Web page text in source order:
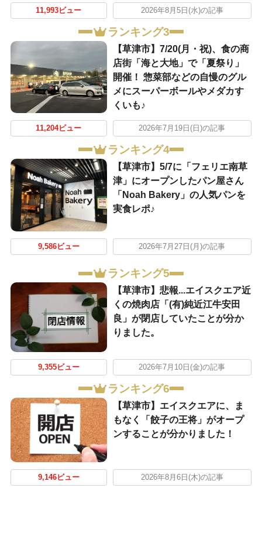
11,993ビュー 2026年8月5日(水)の記事
ランキング3
【草津市】7/20(月・祝)、食の商
店街「海と大地」で「夏祭り」
開催！ 惣菜部などの自慢のグル
メにスーパーボールやメダカす
くいも♪
11,204ビュー 2026年7月19日(日)の記事
ランキング4
【草津市】5/7に「フェリエ南草
津」にオープンしたパン屋さん
「Noah Bakery」の人気パンを
実食レポ♪
9,586ビュー 2026年7月27日(月)の記事
ランキング5
【草津市】悲報...エイスクエア近
くの焼肉店「(有)純近江牛安田
良」が閉店していたことが分か
りました。
9,355ビュー 2026年7月10日(金)の記事
ランキング6
【草津市】エイスクエアに、ま
もなく「餃子の王将」がオープ
ンすることが分かりました！
9,146ビュー 2026年8月6日(木)の記事